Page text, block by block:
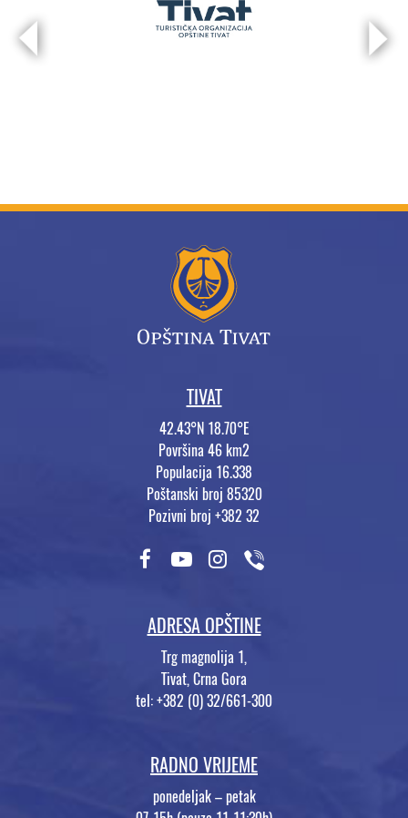
TIVAT
42.43°N 18.70°E
Površina 46 km2
Populacija 16.338
Poštanski broj 85320
Pozivni broj +382 32
ADRESA OPŠTINE
Trg magnolija 1,
Tivat, Crna Gora
tel: +382 (0) 32/661-300
RADNO VRIJEME
ponedeljak – petak